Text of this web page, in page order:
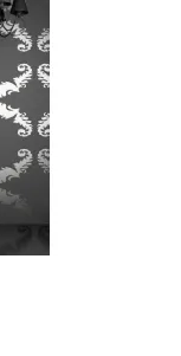
Faretti
Applique
Plafoniere
Caminetti
Stufe
Radiatori